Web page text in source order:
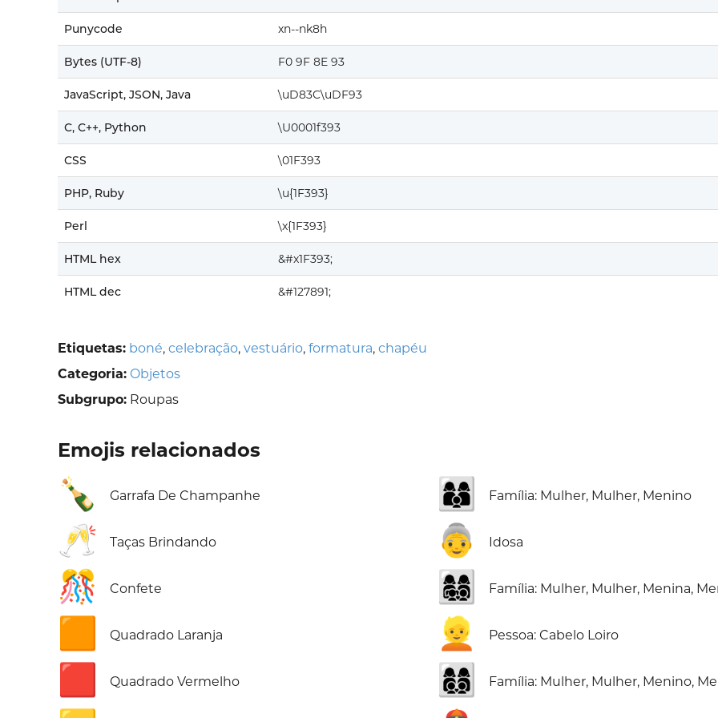
Punycode xn--nk8h
Bytes (UTF-8) F0 9F 8E 93
JavaScript, JSON, Java \uD83C\uDF93
C, C++, Python \U0001f393
CSS \01F393
PHP, Ruby \u{1F393}
Perl \x{1F393}
HTML hex &#x1F393;
HTML dec &#127891;
Etiquetas: boné, celebração, vestuário, formatura, chapéu
Categoria: Objetos
Subgrupo: Roupas
Emojis relacionados
🍾 Garrafa De Champanhe
🥂 Taças Brindando
🎊 Confete
🟧 Quadrado Laranja
🟥 Quadrado Vermelho
👩‍👩‍👦 Família: Mulher, Mulher, Menino
👵 Idosa
👩‍👩‍👧‍👦 Família: Mulher, Mulher, Menina,
👱 Pessoa: Cabelo Loiro
👩‍👩‍👦‍👦 Família: Mulher, Mulher, Menino,